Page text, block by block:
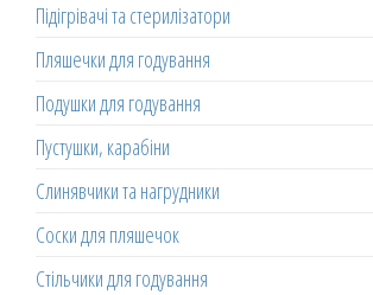
Підігрівачі та стерилізатори
Пляшечки для годування
Подушки для годування
Пустушки, карабіни
Слинявчики та нагрудники
Соски для пляшечок
Стільчики для годування